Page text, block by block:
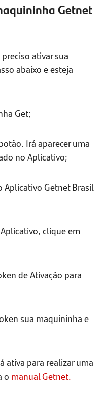
Getnet
ativar sua
abaixo e esteja
Get;
Irá aparecer uma
no Aplicativo;
Aplicativo Getnet Brasil
clique em
de Ativação para
sua maquininha e
ativa para realizar uma
o manual Getnet.